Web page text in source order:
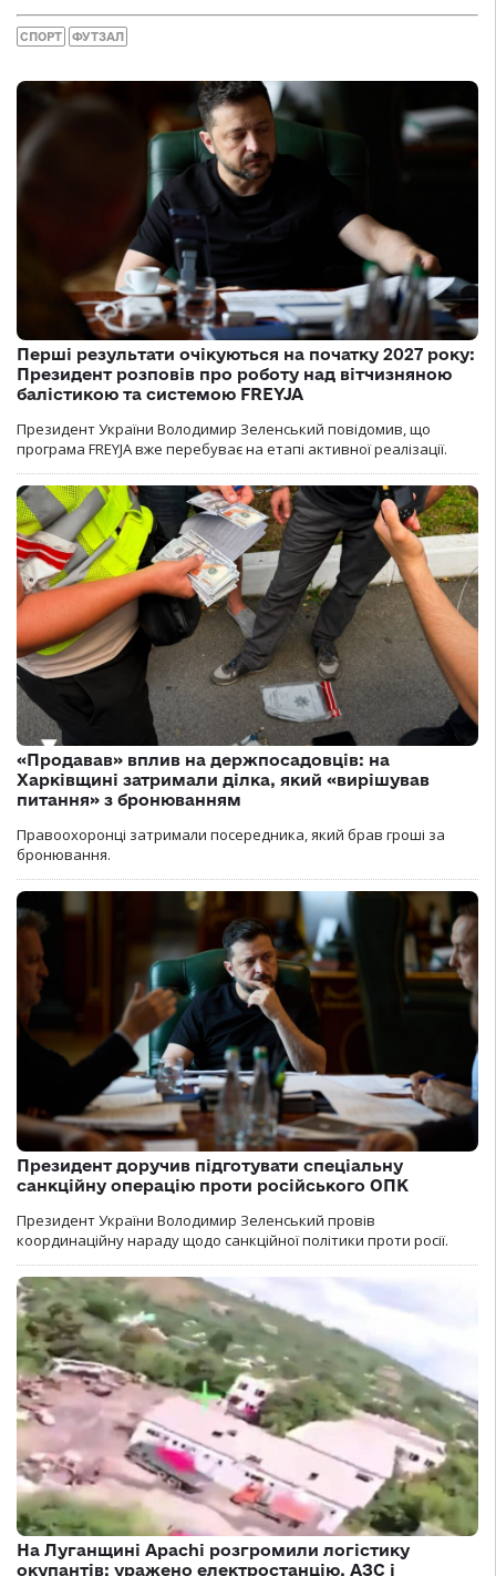
СПОРТ ФУТЗАЛ
Перші результати очікуються на початку 2027 року:
Президент розповів про роботу над вітчизняною
балістикою та системою FREYJA
Президент України Володимир Зеленський повідомив, що
програма FREYJA вже перебуває на етапі активної реалізації.
«Продавав» вплив на держпосадовців: на
Харківщині затримали ділка, який «вирішував
питання» з бронюванням
Правоохоронці затримали посередника, який брав гроші за
бронювання.
Президент доручив підготувати спеціальну
санкційну операцію проти російського ОПК
Президент України Володимир Зеленський провів
координаційну нараду щодо санкційної політики проти росії.
На Луганщині Apachi розгромили логістику
окупантів: уражено електростанцію, АЗС і